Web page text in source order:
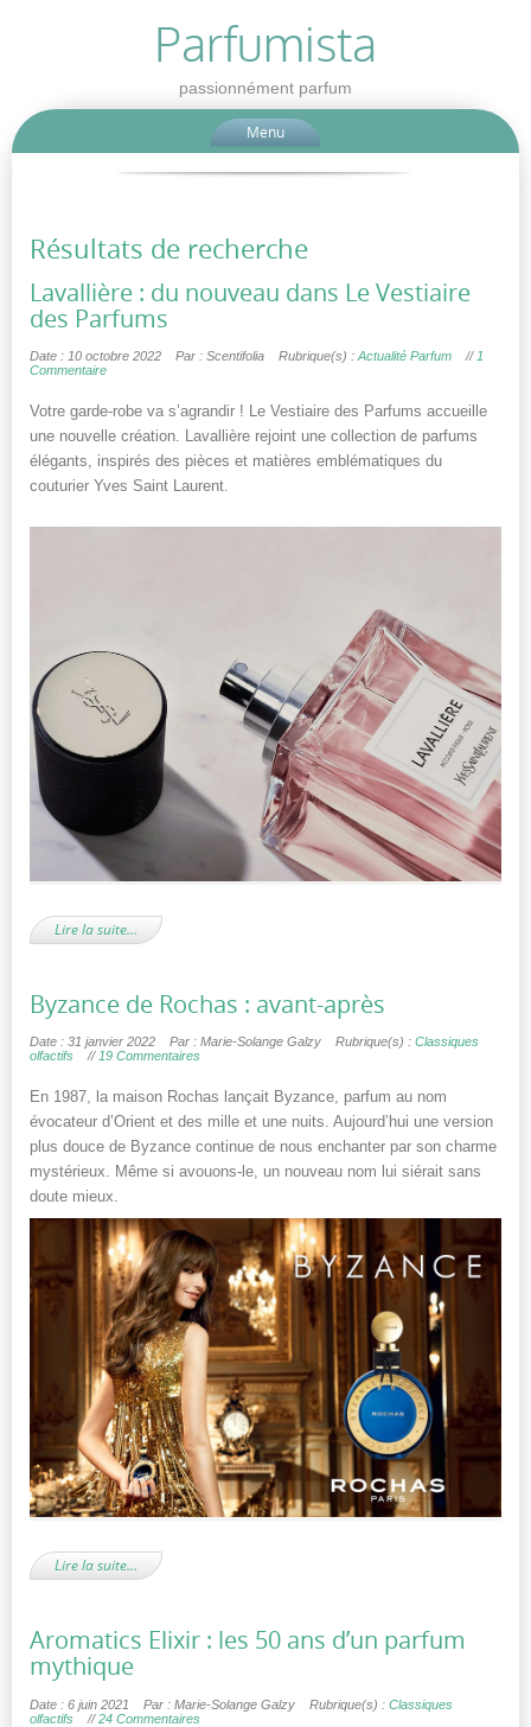
Parfumista
passionnément parfum
Menu
Résultats de recherche
Lavallière : du nouveau dans Le Vestiaire
des Parfums
Date : 10 octobre 2022 Par : Scentifolia Rubrique(s) : Actualité Parfum // 1
Commentaire
Votre garde-robe va s’agrandir ! Le Vestiaire des Parfums accueille
une nouvelle création. Lavallière rejoint une collection de parfums
élégants, inspirés des pièces et matières emblématiques du
couturier Yves Saint Laurent.
Lire la suite…
Byzance de Rochas : avant-après
Date : 31 janvier 2022 Par : Marie-Solange Galzy Rubrique(s) : Classiques
olfactifs
// 19 Commentaires
En 1987, la maison Rochas lançait Byzance, parfum au nom
évocateur d’Orient et des mille et une nuits. Aujourd’hui une version
plus douce de Byzance continue de nous enchanter par son charme
mystérieux. Même si avouons-le, un nouveau nom lui siérait sans
doute mieux.
Lire la suite…
Aromatics Elixir : les 50 ans d’un parfum
mythique
Date : 6 juin 2021 Par : Marie-Solange Galzy Rubrique(s) : Classiques
olfactifs
//24 Commentaires